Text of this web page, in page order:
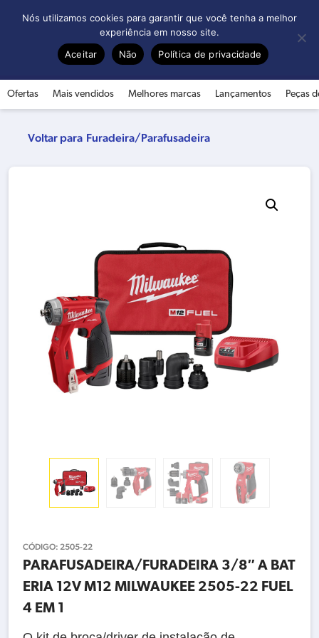
Ofertas Mais vendidos Melhores marcas Lançamentos Peças
Furadeira/Parafusadeira
CÓDIGO: 2505-22
PARAFUSADEIRA/FURADEIRA 3/8″ A BAT
ERIA 12V M12 MILWAUKEE 2505-22 FUEL
4 EM 1
Nós utilizamos cookies para garantir que você tenha a melhor
experiência em nosso site.
Aceitar
Não Política de privacidade